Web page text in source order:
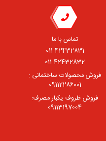
تماس با ما
42432831 011
42432832 011
فروش محصولات ساختمانی :
09112286001
فروش ظروف یکبار مصرف:
09113197004